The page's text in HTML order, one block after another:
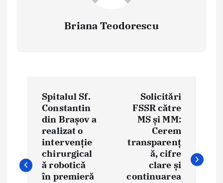
Briana Teodorescu
n
Spitalul Sf.
Constantin
din Brașov a
realizat o
intervenție
chirurgical
ă robotică
în premieră
Solicitări
FSSR către
MS și MM:
Cerem
transparenț
ă, cifre
clare și
continuarea